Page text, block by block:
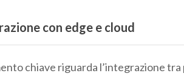
con edge e cloud
chiave riguarda l’integrazione